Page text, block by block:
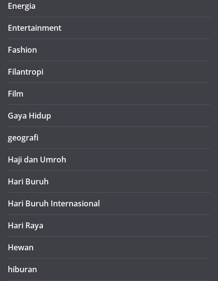
Energia
Entertainment
Fashion
Filantropi
Film
Gaya Hidup
geografi
Haji dan Umroh
Hari Buruh
Hari Buruh Internasional
Hari Raya
Hewan
hiburan